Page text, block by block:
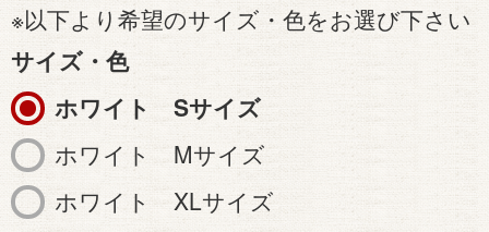
※以下より希望のサイズ・色をお選び下さい
サイズ・色
ホワイト Sサイズ
ホワイト Mサイズ
ホワイト XLサイズ